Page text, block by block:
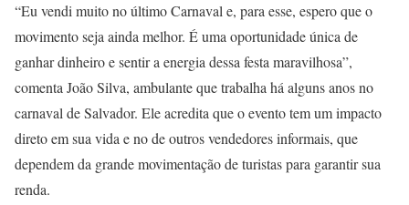
“Eu vendi muito no último Carnaval e, para esse, espero que o
movimento seja ainda melhor. É uma oportunidade única de
ganhar dinheiro e sentir a energia dessa festa maravilhosa”,
comenta João Silva, ambulante que trabalha há alguns anos no
carnaval de Salvador. Ele acredita que o evento tem um impacto
direto em sua vida e no de outros vendedores informais, que
dependem da grande movimentação de turistas para garantir sua
renda.